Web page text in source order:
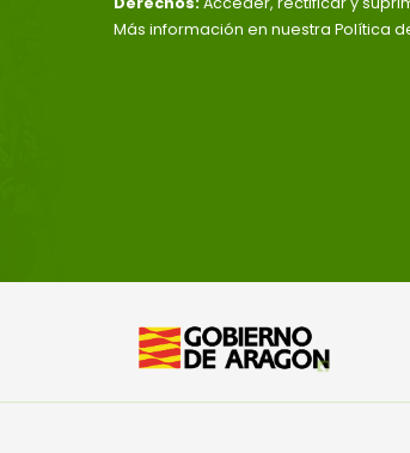
Más información en nuestra Política